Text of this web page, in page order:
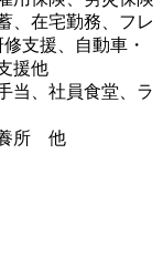
、在宅勤務、フレ
支援、自動車・
援他
当、社員食堂、ラ
養所 他